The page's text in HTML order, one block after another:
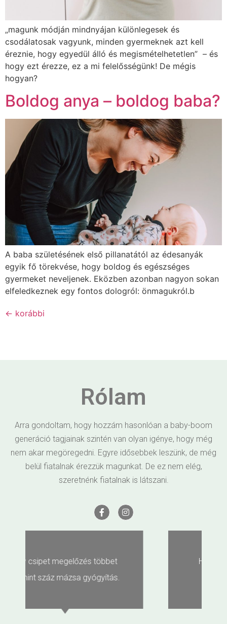
„magunk módján mindnyájan különlegesek és
csodálatosak vagyunk, minden gyermeknek azt kell
éreznie, hogy egyedül álló és megismételhetetlen” – és
hogy ezt érezze, ez a mi felelősségünk! De mégis
hogyan?
Boldog anya – boldog baba?
A baba születésének első pillanatától az édesanyák
egyik fő törekvése, hogy boldog és egészséges
gyermeket neveljenek. Eközben azonban nagyon sokan
elfeledkeznek egy fontos dologról: önmagukról.b
← korábbi
Rólam
Arra gondoltam, hogy hozzám hasonlóan a baby-boom
generáció tagjainak szintén van olyan igénye, hogy még
nem akar megöregedni. Egyre idősebbek leszünk, de még
belül fiatalnak érezzük magunkat. De ez nem elég,
szeretnénk fiatalnak is látszani.
Ha küzdesz veszíthetsz, ha
nem küzdesz veszítettél!